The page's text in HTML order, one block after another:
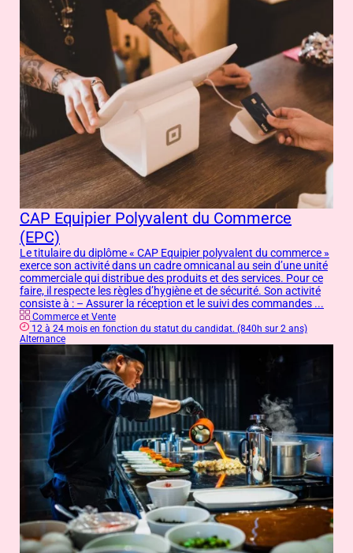
CAP Equipier Polyvalent du Commerce
(EPC)
Le titulaire du diplôme « CAP Equipier polyvalent du commerce »
exerce son activité dans un cadre omnicanal au sein d’une unité
commerciale qui distribue des produits et des services. Pour ce
faire, il respecte les règles d’hygiène et de sécurité. Son activité
consiste à : – Assurer la réception et le suivi des commandes ...
Commerce et Vente
12 à 24 mois en fonction du statut du candidat. (840h sur 2 ans)
Alternance